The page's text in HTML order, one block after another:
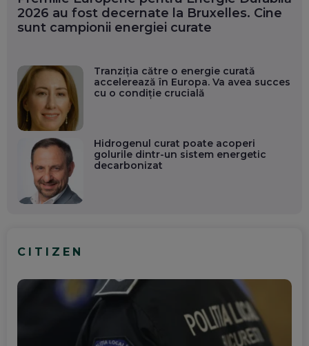
2026 au fost decernate la Bruxelles. Cine
sunt campionii energiei curate
Tranziția către o energie curată
accelerează în Europa. Va avea succes
cu o condiție crucială
Hidrogenul curat poate acoperi
golurile dintr-un sistem energetic
decarbonizat
CITIZEN